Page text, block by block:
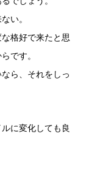
い。
格好で来たと思
です。
ら、それをしっ
に変化しても良